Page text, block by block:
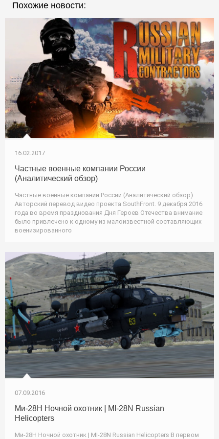
Похожие новости:
16.02.2017
Частные военные компании России
(Аналитический обзор)
Частные военные компании России (Аналитический обзор)
Авторский перевод видео проекта SouthFront. 9 декабря 2016
года во время празднования Дня Героев Отечества внимание
было привлечено к одному из малоизвестной составляющих
военизированного
07.09.2016
Ми-28Н Ночной охотник | MI-28N Russian
Helicopters
Ми-28Н Ночной охотник | MI-28N Russian Helicopters В первом